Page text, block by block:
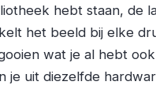
hebt staan, de
het beeld bij elke
wat je al hebt
je uit diezelfde